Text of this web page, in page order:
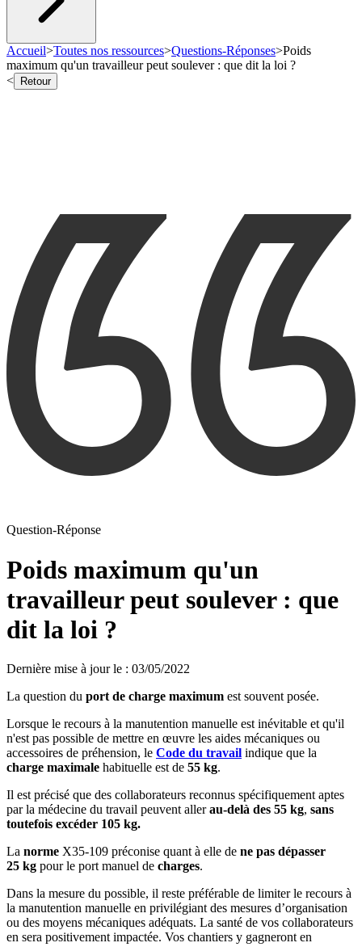
Accueil>Toutes nos ressources>Questions-Réponses>Poids
maximum qu'un travailleur peut soulever : que dit la loi ?
<
Retour
Question-Réponse
Poids maximum qu'un
travailleur peut soulever : que
dit la loi ?
Dernière mise à jour le : 03/05/2022
La question du port de charge maximum est souvent posée.
Lorsque le recours à la manutention manuelle est inévitable et qu'il
n'est pas possible de mettre en œuvre les aides mécaniques ou
accessoires de préhension, le Code du travail indique que la
charge maximale habituelle est de 55 kg.
Il est précisé que des collaborateurs reconnus spécifiquement aptes
par la médecine du travail peuvent allerau-delà des 55 kg, sans
toutefois excéder 105 kg.
La norme X35-109 préconise quant à elle de ne pas dépasser
25 kg pour le port manuel de charges.
Dans la mesure du possible, il reste préférable de limiter le recours à
la manutention manuelle en privilégiant des mesures d’organisation
ou des moyens mécaniques adéquats. La santé de vos collaborateurs
en sera positivement impactée. Vos chantiers y gagneront en